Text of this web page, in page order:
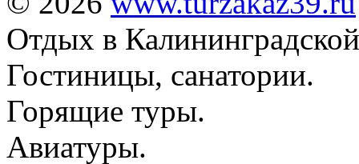
Отдых в
Гостиницы, санатории.
Горящие туры.
Авиатуры.